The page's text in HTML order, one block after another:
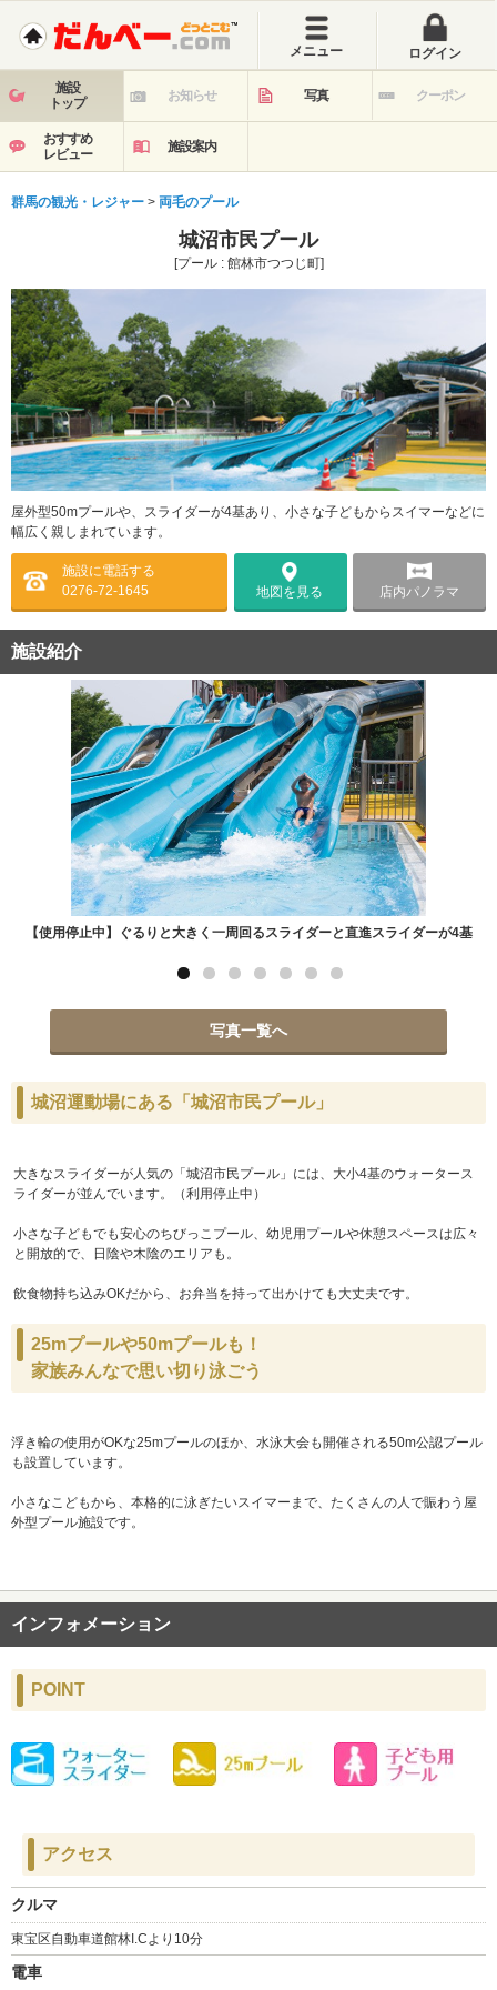
メニュー ログイン
施設
トップ
お知らせ 写真 クーポン
おすすめ
レビュー
施設案内
群馬の観光・レジャー > 両毛のプール
城沼市民プール
[プール : 館林市つつじ町]
屋外型50mプールや、スライダーが4基あり、小さな子どもからスイマーなどに
幅広く親しまれています。
施設に電話する
0276-72-1645
地図を見る 店内パノラマ
施設紹介
【使用停止中】ぐるりと大きく一周回るスライダーと直進スライダーが4基
写真一覧へ
城沼運動場にある「城沼市民プール」
大きなスライダーが人気の「城沼市民プール」には、大小4基のウォータース
ライダーが並んでいます。（利用停止中）
小さな子どもでも安心のちびっこプール、幼児用プールや休憩スペースは広々
と開放的で、日陰や木陰のエリアも。
飲食物持ち込みOKだから、お弁当を持って出かけても大丈夫です。
25mプールや50mプールも！
家族みんなで思い切り泳ごう
浮き輪の使用がOKな25mプールのほか、水泳大会も開催される50m公認プール
も設置しています。
小さなこどもから、本格的に泳ぎたいスイマーまで、たくさんの人で賑わう屋
外型プール施設です。
インフォメーション
POINT
アクセス
クルマ
東宝区自動車道館林I.Cより10分
電車